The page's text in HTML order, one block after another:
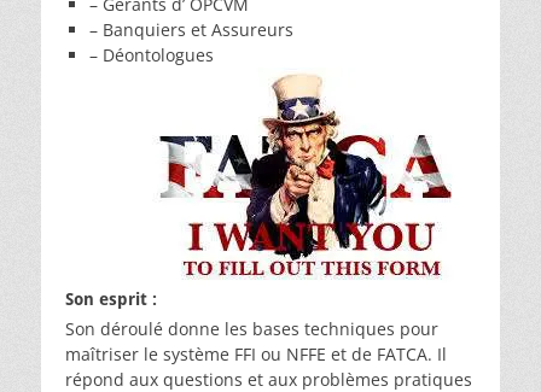
– Banquiers et Assureurs
– Déontologues
Son esprit :
Son déroulé donne les bases techniques pour
maîtriser le système FFI ou NFFE et de FATCA. Il
répond aux questions et aux problèmes pratiques